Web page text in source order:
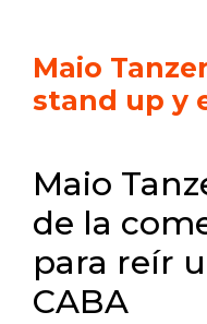
Maio
stand up y
Maio
de la
para reír
CABA